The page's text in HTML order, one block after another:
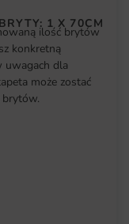
BRYTY: 1 X 70CM
ilość brytów
konkretną
uwagach dla
może zostać
brytów.